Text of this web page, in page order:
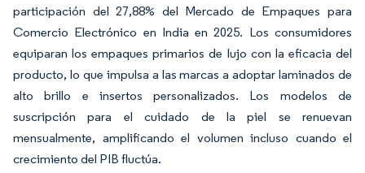
participación del 27,88% del Mercado de Empaques para
Comercio Electrónico en India en 2025. Los consumidores
equiparan los empaques primarios de lujo con la eficacia del
producto, lo que impulsa a las marcas a adoptar laminados de
alto brillo e insertos personalizados. Los modelos de
suscripción para el cuidado de la piel se renuevan
mensualmente, amplificando el volumen incluso cuando el
crecimiento del PIB fluctúa.